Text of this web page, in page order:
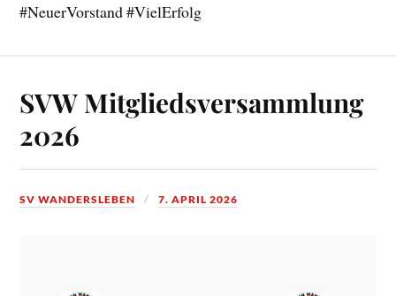
#NeuerVorstand #VielErfolg
SVW Mitgliedsversammlung
2026
SV WANDERSLEBEN 7. APRIL 2026